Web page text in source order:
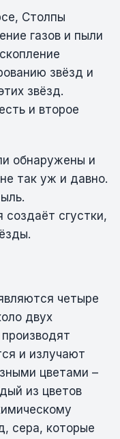
Столпы
газов и пыли
звёзд и
звёзд.
и второе
обнаружены и
так уж и давно.
создаёт сгустки,
четыре
двух
и излучают
цветами –
из цветов
сера, которые